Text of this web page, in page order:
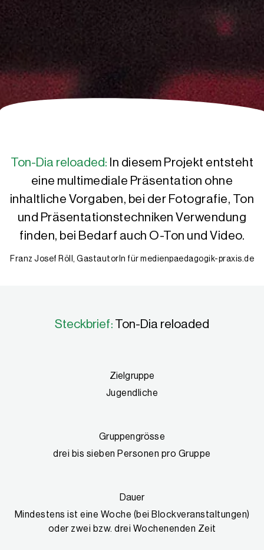
Ton-Dia reloaded: In diesem Projekt entsteht
eine multimediale Präsentation ohne
inhaltliche Vorgaben, bei der Fotografie, Ton
und Präsentationstechniken Verwendung
finden, bei Bedarf auch O-Ton und Video.
Franz Josef Röll, GastautorIn für medienpaedagogik-praxis.de
Steckbrief: Ton-Dia reloaded
Zielgruppe
Jugendliche
Gruppengrösse
drei bis sieben Personen pro Gruppe
Dauer
Mindestens ist eine Woche (bei Blockveranstaltungen)
oder zwei bzw. drei Wochenenden Zeit